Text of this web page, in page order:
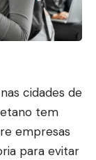
cidades de
tem
empresas
para evitar